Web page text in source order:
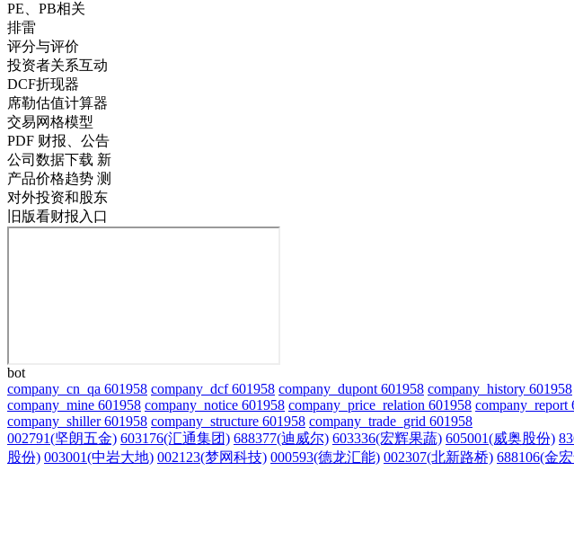
PE、PB相关
排雷
评分与评价
投资者关系互动
DCF折现器
席勒估值计算器
交易网格模型
PDF 财报、公告
公司数据下载 新
产品价格趋势 测
对外投资和股东
旧版看财报入口
bot
company_cn_qa 601958 company_dcf 601958 company_dupont 601958 company_history 601958
company_mine 601958 company_notice 601958 company_price_relation 601958 company_report
company_shiller 601958 company_structure 601958 company_trade_grid 601958
002791(坚朗五金) 603176(汇通集团) 688377(迪威尔) 603336(宏辉果蔬) 605001(威奥股份)
股份) 003001(中岩大地) 002123(梦网科技) 000593(德龙汇能) 002307(北新路桥) 688106(金